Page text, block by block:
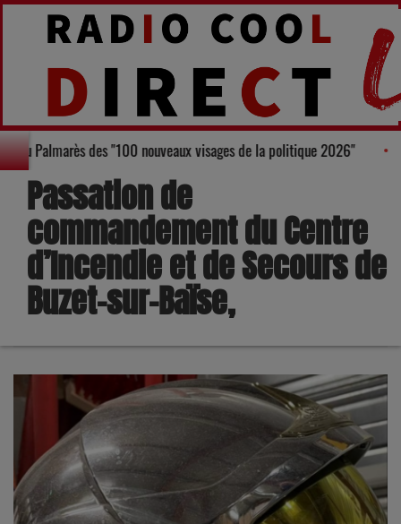
figure au Palmarès des "100 nouveaux visages de la politique
Passation de
commandement du Centre
d’Incendie et de Secours de
Buzet-sur-Baïse,